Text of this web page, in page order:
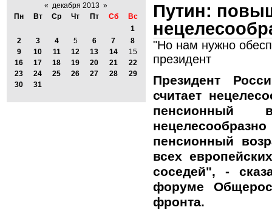
« декабря 2013 »
Пн
Вт Ср Чт Пт Сб
Вс
1
2
3 4 5 6 7
8
9
10 11 12 13 14
15
16
17 18 19 20 21
22
23
24 25 26 27 28
29
30
31
Путин:
"Но нам нужно
президент
Президент
считает
пенсионный
пенсионный
всех
соседей", -
форуме
фронта.